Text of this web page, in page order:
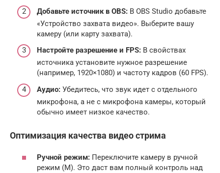
Добавьте источник в OBS: В OBS Studio добавьте
«Устройство захвата видео». Выберите вашу
камеру (или карту захвата).
Настройте разрешение и FPS: В свойствах
источника установите нужное разрешение
(например, 1920×1080) и частоту кадров (60 FPS).
Аудио: Убедитесь, что звук идет с отдельного
микрофона, а не с микрофона камеры, который
обычно имеет низкое качество.
Оптимизация качества видео стрима
Ручной режим: Переключите камеру в ручной
режим (M). Это даст вам полный контроль над